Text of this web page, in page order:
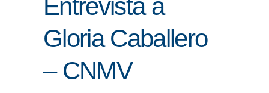
Entrevista a
Gloria Caballero
– CNMV